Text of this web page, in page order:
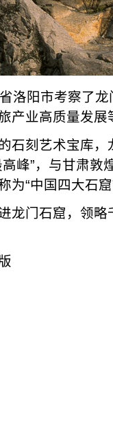
洛阳市考察了
产业高质量发展
石刻艺术宝库
峰”，与甘肃敦
为“中国四大石窟
龙门石窟，领